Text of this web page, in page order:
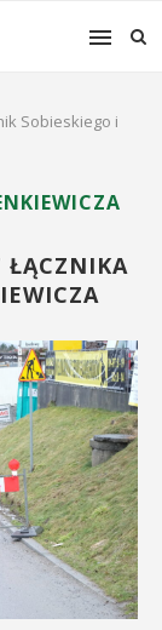
Sobieskiego i
ŁĄCZNIKA